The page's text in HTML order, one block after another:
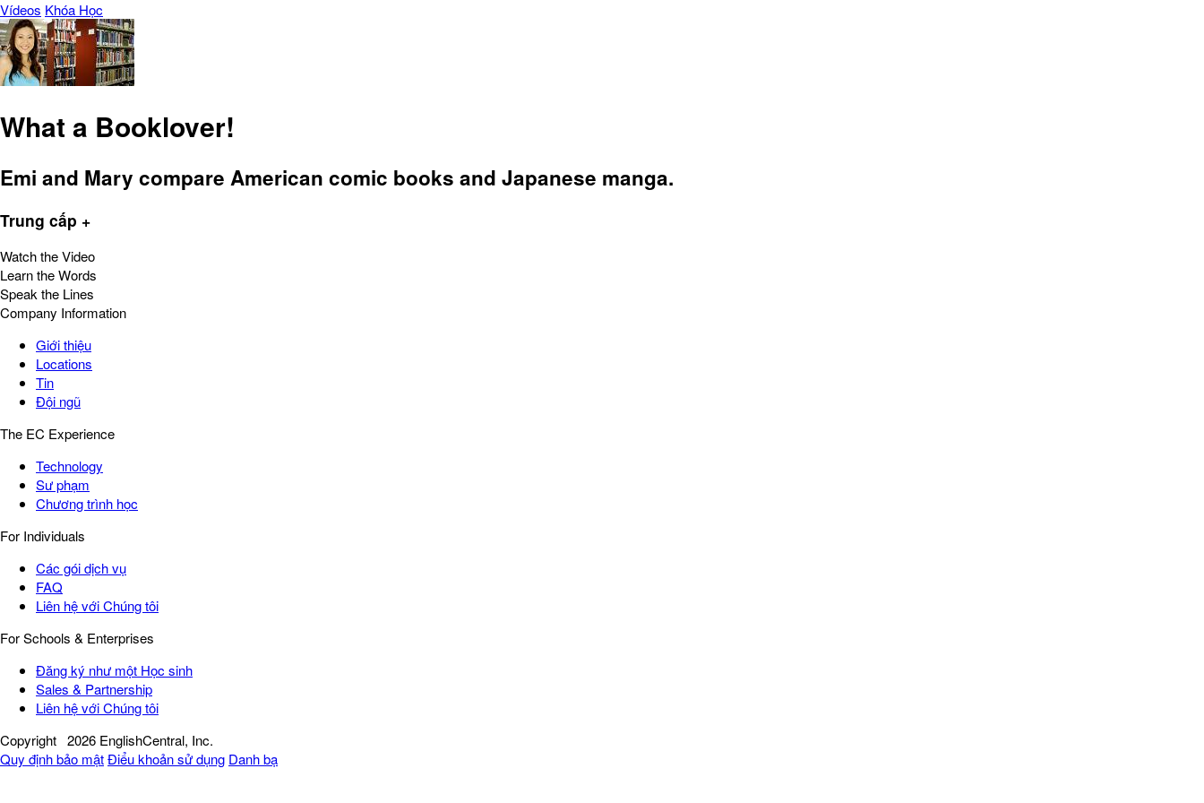
Vídeos Khóa Học
What a Booklover!
Emi and Mary compare American comic books and Japanese manga.
Trung cấp +
Watch the Video
Learn the Words
Speak the Lines
Company Information
Giới thiệu
Locations
Tin
Đội ngũ
The EC Experience
Technology
Sư phạm
Chương trình học
For Individuals
Các gói dịch vụ
FAQ
Liên hệ với Chúng tôi
For Schools & Enterprises
Đăng ký như một Học sinh
Sales & Partnership
Liên hệ với Chúng tôi
Copyright 2026 EnglishCentral, Inc.
Quy định bảo mậtĐiểu khoản sử dụng Danh bạ